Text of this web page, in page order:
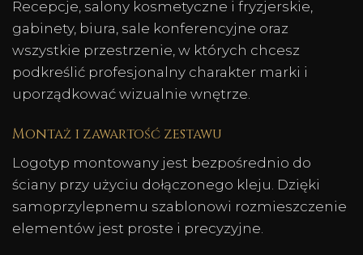
Recepcje, salony kosmetyczne i fryzjerskie,
gabinety, biura, sale konferencyjne oraz
wszystkie przestrzenie, w których chcesz
podkreślić profesjonalny charakter marki i
uporządkować wizualnie wnętrze.
Montaż i zawartość zestawu
Logotyp montowany jest bezpośrednio do
ściany przy użyciu dołączonego kleju. Dzięki
samoprzylepnemu szablonowi rozmieszczenie
elementów jest proste i precyzyjne.